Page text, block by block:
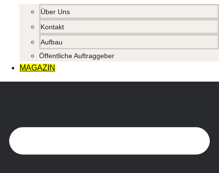
Über Uns
Kontakt
Aufbau
Öffentliche Auftraggeber
MAGAZIN